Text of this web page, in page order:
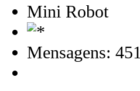
Mini Robot
Mensagens: